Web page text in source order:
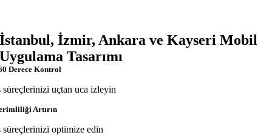
İstanbul, İzmir, Ankara ve Kayseri Mobil
Uygulama Tasarımı
Derece Kontrol
süreçlerinizi uçtan uca izleyin
Artırın
süreçlerinizi optimize edin